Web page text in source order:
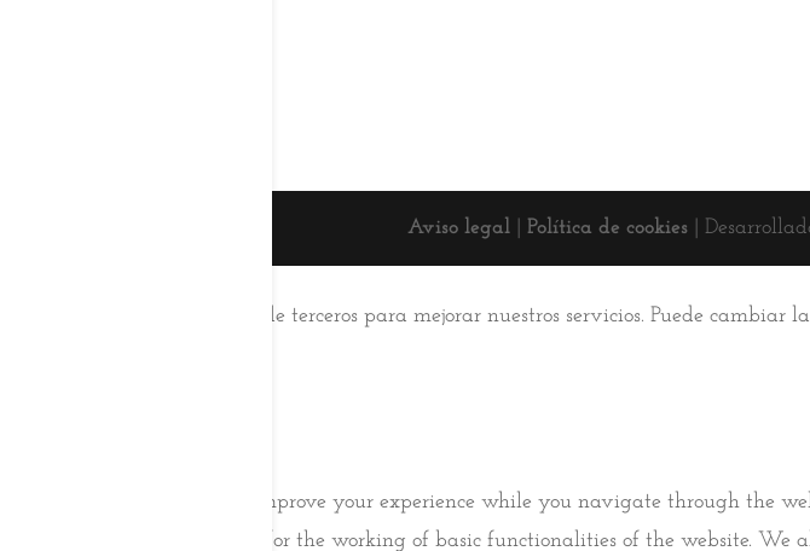
Aviso legal| Política de cookies|
Utilizamos cookies propias y de terceros para mejorar nuestros servicios. Puede
This website uses cookies to improve your experience while you navigate through the
browser as they are essential for the working of basic functionalities of the website.